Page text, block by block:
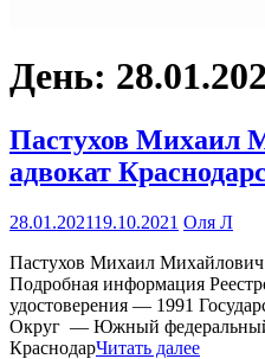
День:
Пастухов Михаил
адвокат
28.01.202119.10.2021 Оля Л
Пастухов Михаил Михайлович
Подробная информация
удостоверения — 1991
Округ — Южный
КраснодарЧитать далее